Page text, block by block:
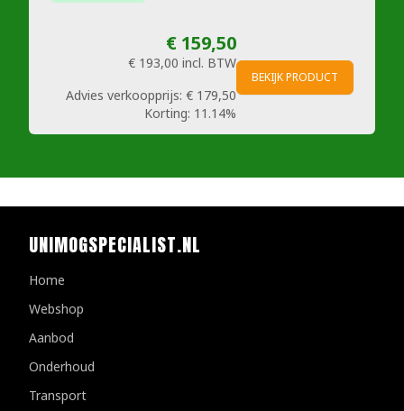
€ 159,50
€ 193,00 incl. BTW
Advies verkoopprijs: € 179,50
Korting: 11.14%
BEKIJK PRODUCT
UNIMOGSPECIALIST.NL
Home
Webshop
Aanbod
Onderhoud
Transport